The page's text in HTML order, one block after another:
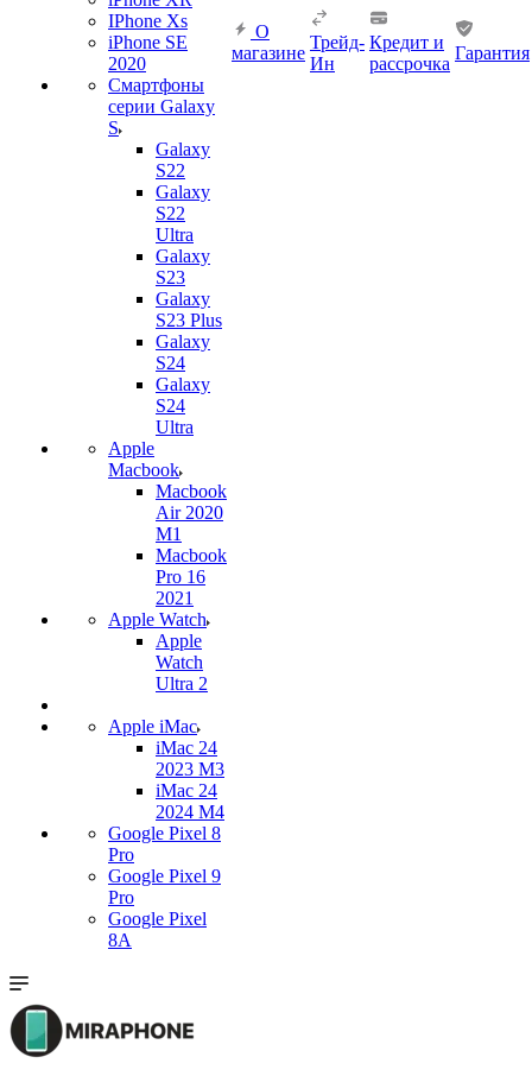
IPhone Xs
iPhone SE
2020
Смартфоны
серии Galaxy
S
Galaxy
S22
Galaxy
S22
Ultra
Galaxy
S23
Galaxy
S23 Plus
Galaxy
S24
Galaxy
S24
Ultra
Apple
Macbook
Macbook
Air 2020
M1
Macbook
Pro 16
2021
Apple Watch
Apple
Watch
Ultra 2
Apple iMac
iMac 24
2023 M3
iMac 24
2024 M4
Google Pixel 8
Pro
Google Pixel 9
Pro
Google Pixel
8A
О
магазине
Трейд-
Ин
Кредит и
рассрочка
Гарантия